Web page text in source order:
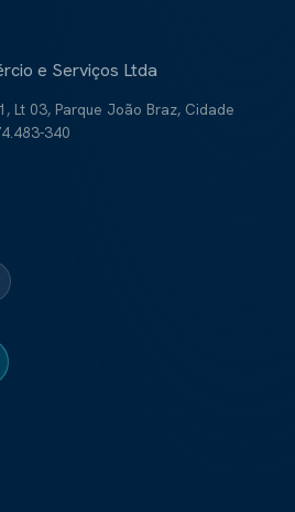
e Serviços Ltda
Lt 03, Parque João Braz, Cidade
340